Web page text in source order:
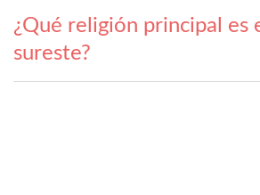
¿Qué religión principal es
sureste?